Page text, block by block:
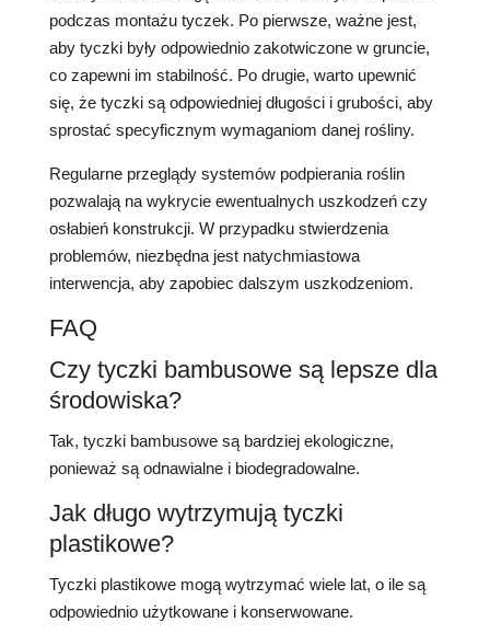
podczas montażu tyczek. Po pierwsze, ważne jest,
aby tyczki były odpowiednio zakotwiczone w gruncie,
co zapewni im stabilność. Po drugie, warto upewnić
się, że tyczki są odpowiedniej długości i grubości, aby
sprostać specyficznym wymaganiom danej rośliny.
Regularne przeglądy systemów podpierania roślin
pozwalają na wykrycie ewentualnych uszkodzeń czy
osłabień konstrukcji. W przypadku stwierdzenia
problemów, niezbędna jest natychmiastowa
interwencja, aby zapobiec dalszym uszkodzeniom.
FAQ
Czy tyczki bambusowe są lepsze dla
środowiska?
Tak, tyczki bambusowe są bardziej ekologiczne,
ponieważ są odnawialne i biodegradowalne.
Jak długo wytrzymują tyczki
plastikowe?
Tyczki plastikowe mogą wytrzymać wiele lat, o ile są
odpowiednio użytkowane i konserwowane.